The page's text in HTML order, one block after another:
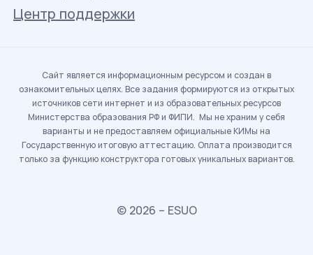
Центр поддержки
Сайт является информационным ресурсом и создан в
ознакомительных целях. Все задания формируются из открытых
источников сети интернет и из образовательных ресурсов
Министерства образования РФ и ФИПИ. Мы не храним у себя
варианты и не предоставляем официальные КИМы на
Государственную итоговую аттестацию. Оплата производится
только за функцию конструктора готовых уникальных вариантов.
© 2026 – ESUO